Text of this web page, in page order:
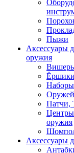
Пыжи
Аксессуары
оружия
Ёршики
Наборы
Патчи,
Центры
оружия
Аксессуары